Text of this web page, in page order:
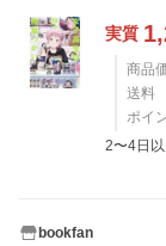
実質
商品
送料
ポイ
2〜4日
bookfan